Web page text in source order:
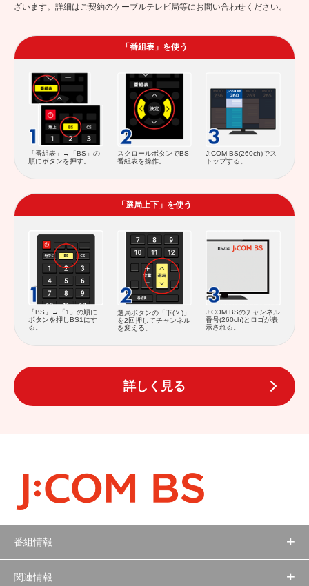
ざいます。詳細はご契約のケーブルテレビ局等にお問い合わせください。
「番組表」を使う
「番組表」→「BS」の
順にボタンを押す。
スクロールボタンでBS
番組表を操作。
J:COM BS(260ch)でス
トップする。
「選局上下」を使う
「BS」→「1」の順に
ボタンを押しBS1にす
る。
選局ボタンの「下(
)」
を2回押してチャンネル
を変える。
J:COM BSのチャンネル
番号(260ch)とロゴが表
示される。
詳しく見る
番組情報
関連情報